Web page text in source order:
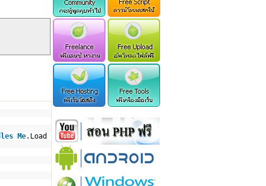
Me.Load